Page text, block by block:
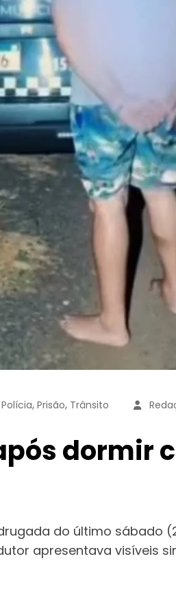
Polícia, Prisão, Trânsito
dormir
do último
apresentava visíveis